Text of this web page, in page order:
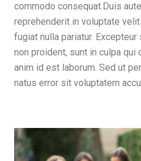
commodo consequat.Duis
reprehenderit in voluptate
fugiat nulla pariatur.
non proident, sunt in culpa
anim id est laborum. Sed ut
natus error sit voluptatem